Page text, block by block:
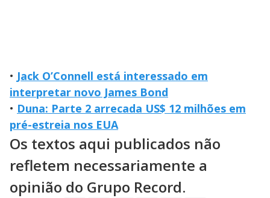
• Jack O’Connell está interessado em
interpretar novo James Bond
• Duna: Parte 2 arrecada US$ 12 milhões em
pré-estreia nos EUA
Os textos aqui publicados não
refletem necessariamente a
opinião do Grupo Record.